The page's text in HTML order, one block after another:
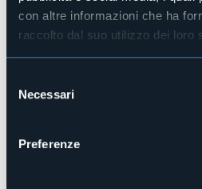
con altre informazioni che ha
raccolto dal suo utilizzo dei loro
delNecessari
Preferenze
Biglietti:
Arona con diritto di prevendita
(soglia minima € 1,00)
Intero:biglietto € 15,00 -